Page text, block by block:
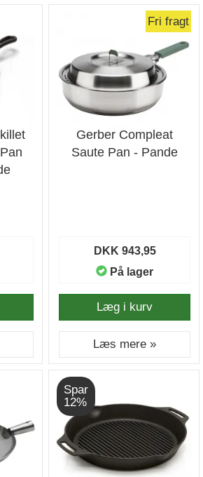
Fri fragt
Gerber Compleat
Saute Pan - Pande
DKK 943,95
På lager
Læg i kurv
Læs mere »
Spar
12%